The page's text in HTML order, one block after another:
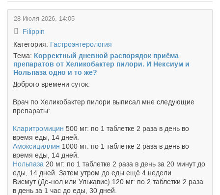
28 Июля 2026, 14:05
Filippin
Категория: Гастроэнтерология
Тема: Корректный дневной распорядок приёма
препаратов от Хеликобактер пилори. И Нексиум и
Нольпаза одно и то же?
Доброго времени суток.
Врач по Хеликобактер пилори выписал мне следующие
препараты:
Кларитромицин 500 мг: по 1 таблетке 2 раза в день во
время еды, 14 дней.
Амоксициллин 1000 мг: по 1 таблетке 2 раза в день во
время еды, 14 дней.
Нольпаза 20 мг: по 1 таблетке 2 раза в день за 20 минут до
еды, 14 дней. Затем утром до еды ещё 4 недели.
Висмут (Де-нол или Улькавис) 120 мг: по 2 таблетки 2 раза
в день за 1 час до еды, 30 дней.